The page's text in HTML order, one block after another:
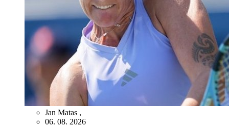
Jan Matas ,
06. 08. 2026